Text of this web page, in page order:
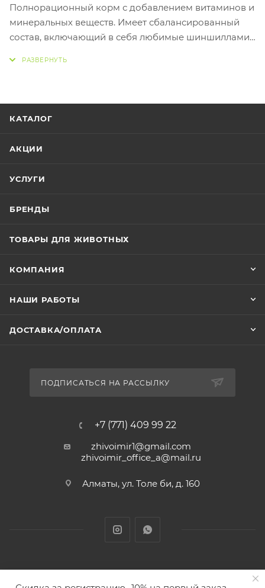
Полнорационный корм с добавлением витаминов и
минеральных веществ. Имеет сбалансированный
состав, включающий в себя любимые шиншиллами
Диетический корм для шиншилл содержит добавку
пищеварения (фруктоолигосахариды), комплекс
экстракт юкки, который нейтрализует неприятные
КАТАЛОГ
АКЦИИ
УСЛУГИ
БРЕНДЫ
ТОВАРЫ ДЛЯ ЖИВОТНЫХ
КОМПАНИЯ
НАШИ РАБОТЫ
ДОСТАВКА/ОПЛАТА
ПОДПИСАТЬСЯ НА РАССЫЛКУ
+7 (771) 409 99 22
zhivoimir1@gmail.com
zhivoimir_office_a@mail.ru
Алматы, ул. Толе би, д. 160